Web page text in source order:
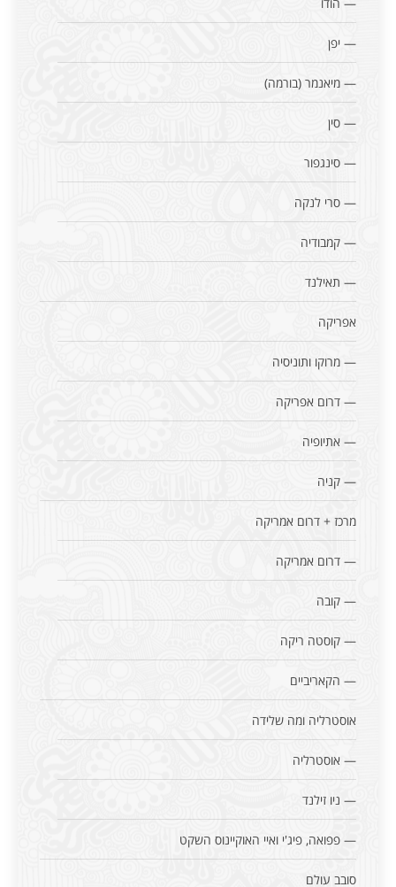
— יפן
— מיאנמר (בורמה)
— סין
— סינגפור
— סרי לנקה
— קמבודיה
— תאילנד
אפריקה
— מרוקו ותוניסיה
— דרום אפריקה
— אתיופיה
— קניה
מרכז + דרום אמריקה
— דרום אמריקה
— קובה
— קוסטה ריקה
— הקאריביים
אוסטרליה ומה שלידה
— אוסטרליה
— ניו זילנד
— פפואה, פיג'י ואיי האוקיינוס השקט
סובב עולם